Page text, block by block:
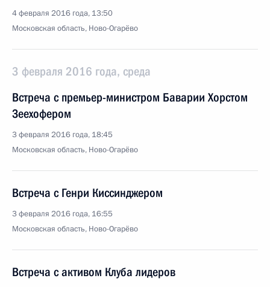
4 февраля 2016 года, 13:50
Московская область, Ново-Огарёво
3 февраля 2016 года, среда
Встреча с премьер-министром Баварии Хорстом
Зеехофером
3 февраля 2016 года, 18:45
Московская область, Ново-Огарёво
Встреча с Генри Киссинджером
3 февраля 2016 года, 16:55
Московская область, Ново-Огарёво
Встреча с активом Клуба лидеров